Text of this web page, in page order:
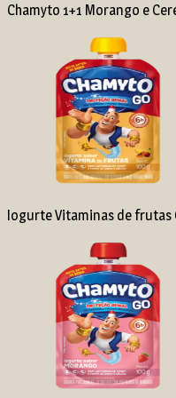
Chamyto 1+1 Morango e
Iogurte Vitaminas de frutas